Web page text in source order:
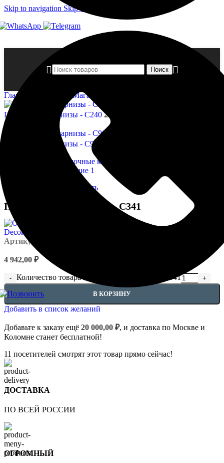
Skip to navigation Skip to main content
Поиск
Главная страница Магазин
Потолочные карнизы - C2402 800,00
Назад к товарам
Потолочные карнизы - C902
Нажмите, чтобы увеличить
Потолочные карнизы — C341
Артикул:
4 942,00 ₽
Количество товара Потолочные карнизы - C341
В КОРЗИНУ
Добавить в список желаний
Добавьте к заказу ещё 20 000,00 ₽, и доставка по Москве и
Коломне станет бесплатной!
11 посетителей смотрят этот товар прямо сейчас!
ДОСТАВКА
ПО ВСЕЙ РОССИИ
ОГРОМНЫЙ